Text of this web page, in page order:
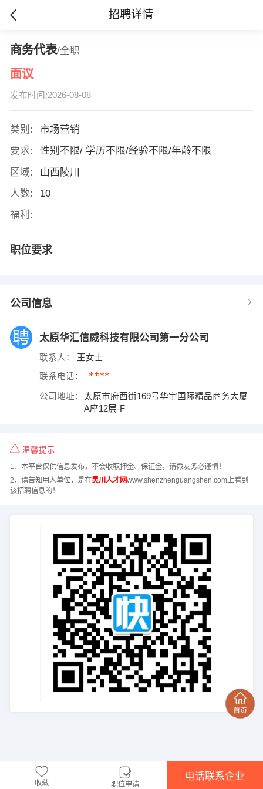
招聘详情
商务代表/全职
面议
发布时间:2026-08-08
类别:
市场营销
要求:
性别不限/ 学历不限/经验不限/年龄不限
区域:
山西陵川
人数:
10
福利:
职位要求
公司信息
太原华汇信威科技有限公司第一分公司
联系人： 王女士
联系电话： ****
公司地址：
太原市府西街169号华宇国际精品商务大厦
A座12层-F
温馨提示
1、本平台仅供信息发布，不会收取押金、保证金，请微友务必谨慎！
2、请告知用人单位，是在灵川人才网www.shenzhenguangshen.com上看到
该招聘信息的！
收藏 职位申请
电话联系企业